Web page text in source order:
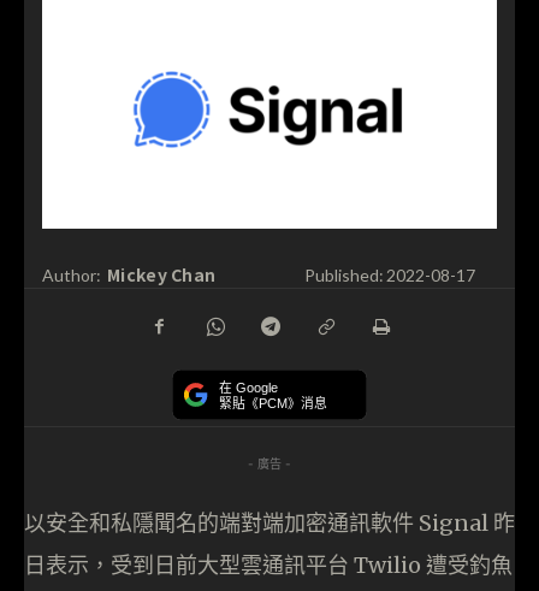
Author: Mickey Chan Published:2022-08-17
在 Google
緊貼《PCM》消息
- 廣告 -
以安全和私隱聞名的端對端加密通訊軟件 Signal 昨
日表示，受到日前大型雲通訊平台 Twilio 遭受釣魚